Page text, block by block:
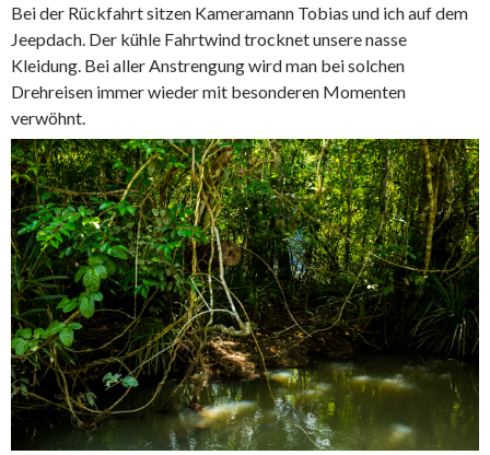
Bei der Rückfahrt sitzen Kameramann Tobias und ich auf dem
Jeepdach. Der kühle Fahrtwind trocknet unsere nasse
Kleidung. Bei aller Anstrengung wird man bei solchen
Drehreisen immer wieder mit besonderen Momenten
verwöhnt.